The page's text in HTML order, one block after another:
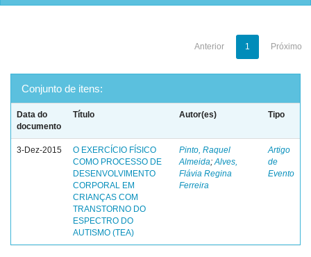
Anterior 1 Próximo
Conjunto de itens:
Data do
documento
Título Autor(es) Tipo
3-Dez-2015
O EXERCÍCIO FÍSICO
COMO PROCESSO DE
DESENVOLVIMENTO
CORPORAL EM
CRIANÇAS COM
TRANSTORNO DO
ESPECTRO DO
AUTISMO (TEA)
Pinto, Raquel
Almeida;Alves,
Flávia Regina
Ferreira
Artigo
de
Evento